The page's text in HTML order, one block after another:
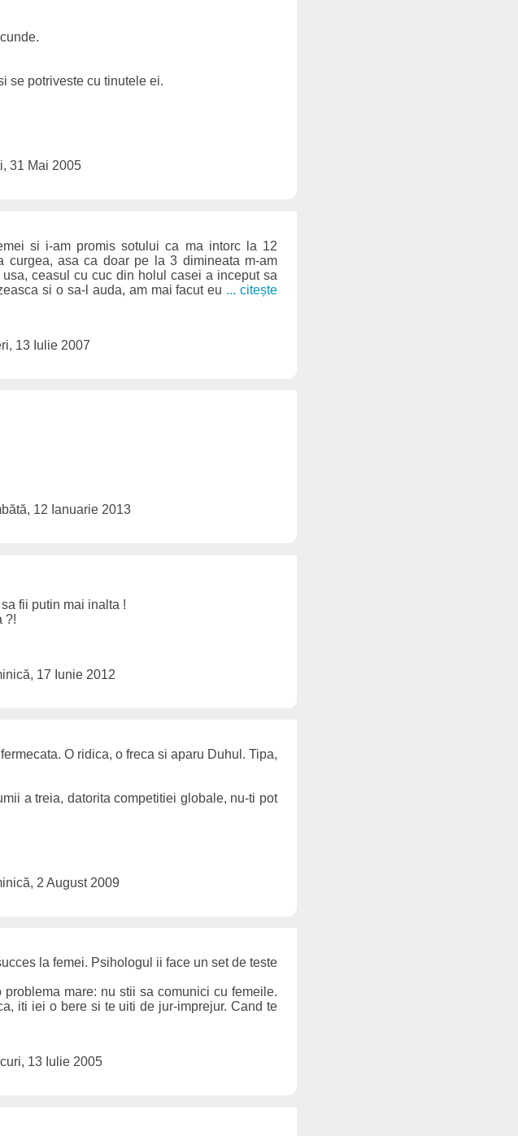
se potriveste cu tinutele ei.
31 Mai 2005
si i-am promis sotului ca ma intorc la 12
curgea, asa ca doar pe la 3 dimineata m-am
ceasul cu cuc din holul casei a inceput sa
si o sa-l auda, am mai facut eu ... citește
13 Iulie 2007
12 Ianuarie 2013
fii putin mai inalta !
?!
17 Iunie 2012
O ridica, o freca si aparu Duhul. Tipa,
a treia, datorita competitiei globale, nu-ti pot
2 August 2009
la femei. Psihologul ii face un set de teste
mare: nu stii sa comunici cu femeile.
iti iei o bere si te uiti de jur-imprejur. Cand te
13 Iulie 2005